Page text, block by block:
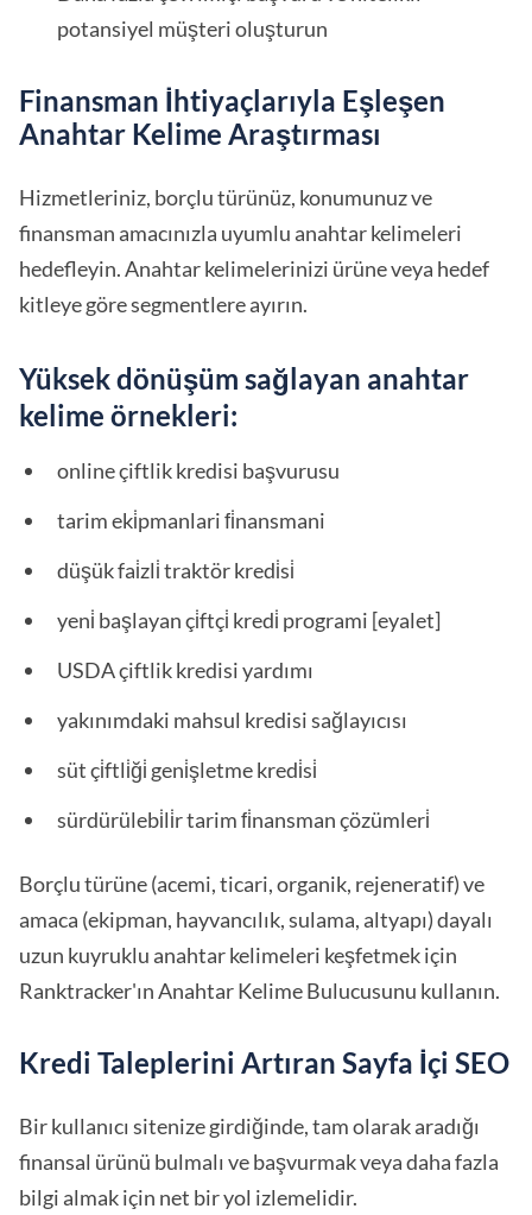
potansiyel müşteri oluşturun
Finansman İhtiyaçlarıyla Eşleşen
Anahtar Kelime Araştırması
Hizmetleriniz, borçlu türünüz, konumunuz ve
finansman amacınızla uyumlu anahtar kelimeleri
hedefleyin. Anahtar kelimelerinizi ürüne veya hedef
kitleye göre segmentlere ayırın.
Yüksek dönüşüm sağlayan anahtar
kelime örnekleri:
online çiftlik kredisi başvurusu
tarim eki̇pmanlari fi̇nansmani
düşük fai̇zli̇ traktör kredi̇si̇
yeni̇ başlayan çi̇ftçi̇ kredi̇ programi [eyalet]
USDA çiftlik kredisi yardımı
yakınımdaki mahsul kredisi sağlayıcısı
süt çi̇ftli̇ği̇ geni̇şletme kredi̇si̇
sürdürülebi̇li̇r tarim fi̇nansman çözümleri̇
Borçlu türüne (acemi, ticari, organik, rejeneratif) ve
amaca (ekipman, hayvancılık, sulama, altyapı) dayalı
uzun kuyruklu anahtar kelimeleri keşfetmek için
Ranktracker'ın Anahtar Kelime Bulucusunu kullanın.
Kredi Taleplerini Artıran Sayfa İçi SEO
Bir kullanıcı sitenize girdiğinde, tam olarak aradığı
finansal ürünü bulmalı ve başvurmak veya daha fazla
bilgi almak için net bir yol izlemelidir.